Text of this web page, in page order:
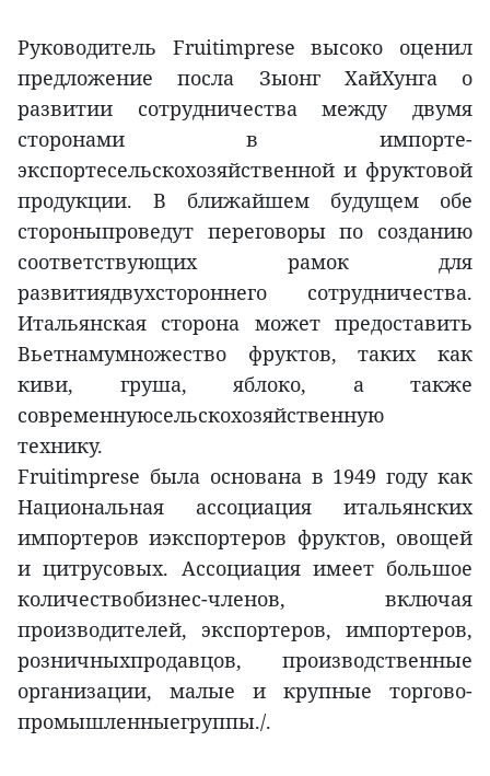
Руководитель Fruitimprese высоко оценил
предложение посла Зыонг ХайХунга о
развитии сотрудничества между двумя
сторонами в импорте-
экспортесельскохозяйственной и фруктовой
продукции. В ближайшем будущем обе
стороныпроведут переговоры по созданию
соответствующих рамок для
развитиядвухстороннего сотрудничества.
Итальянская сторона может предоставить
Вьетнамумножество фруктов, таких как
киви, груша, яблоко, а также
современнуюсельскохозяйственную
технику.
Fruitimprese была основана в 1949 году как
Национальная ассоциация итальянских
импортеров иэкспортеров фруктов, овощей
и цитрусовых. Ассоциация имеет большое
количествобизнес-членов, включая
производителей, экспортеров, импортеров,
розничныхпродавцов, производственные
организации, малые и крупные торгово-
промышленныегруппы./.